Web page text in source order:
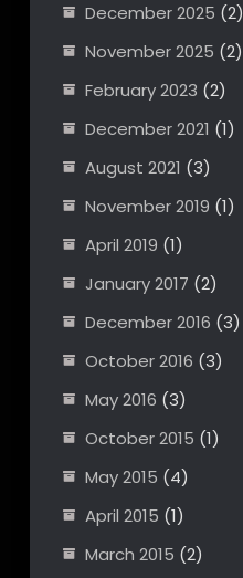
December 2025 (2)
November 2025 (2)
February 2023 (2)
December 2021 (1)
August 2021 (3)
November 2019 (1)
April 2019 (1)
January 2017 (2)
December 2016 (3)
October 2016 (3)
May 2016 (3)
October 2015 (1)
May 2015 (4)
April 2015 (1)
March 2015 (2)